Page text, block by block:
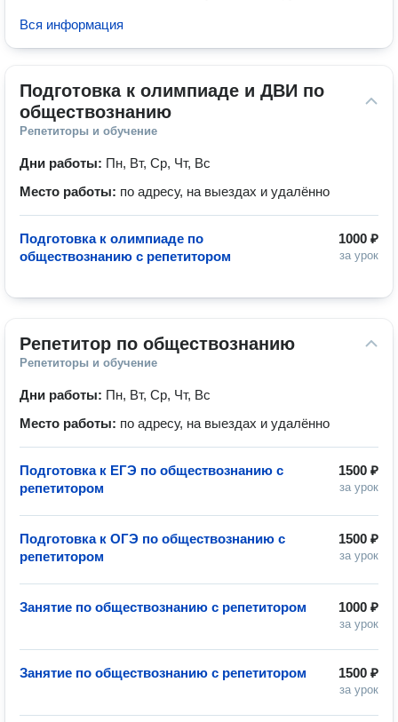
Вся информация
Подготовка к олимпиаде и ДВИ по
обществознанию
Репетиторы и обучение
Дни работы: Пн, Вт, Ср, Чт, Вс
Место работы: по адресу, на выездах и удалённо
1000 ₽
за урок
Подготовка к олимпиаде по
обществознанию с репетитором
Репетитор по обществознанию
Репетиторы и обучение
Дни работы: Пн, Вт, Ср, Чт, Вс
Место работы: по адресу, на выездах и удалённо
1500 ₽
за урок
Подготовка к ЕГЭ по обществознанию с
репетитором
1500 ₽
за урок
Подготовка к ОГЭ по обществознанию с
репетитором
1000 ₽
за урок
Занятие по обществознанию с репетитором
1500 ₽
за урок
Занятие по обществознанию с репетитором